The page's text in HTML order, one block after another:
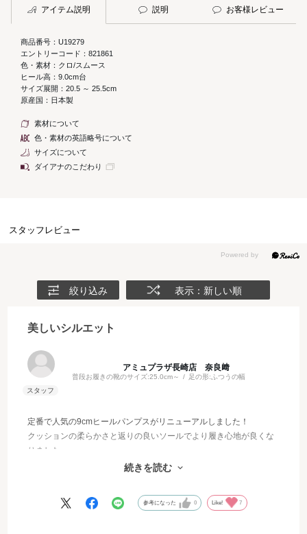
アイテム説明 説明 お客様レビュー
商品番号：U19279
エントリーコード：821861
色・素材：クロ/スムース
ヒール高：9.0cm台
サイズ展開：20.5 ～ 25.5cm
原産国：日本製
素材について
色・素材の英語略号について
サイズについて
ダイアナのこだわり
スタッフレビュー
絞り込み 表示：新しい順
美しいシルエット
アミュプラザ長崎店 奈良﨑
普段お履きの靴のサイズ:25.0cm～ 足の形:ふつうの幅
定番で人気の9cmヒールパンプスがリニューアルしました！
クッションの柔らかさと返りの良いソールでより履き心地が良くな
りました。
9cmヒールはシルエットをさらに綺麗に見せてくれて、かっこよく
続きを読む
参考になった 0 Like! 7